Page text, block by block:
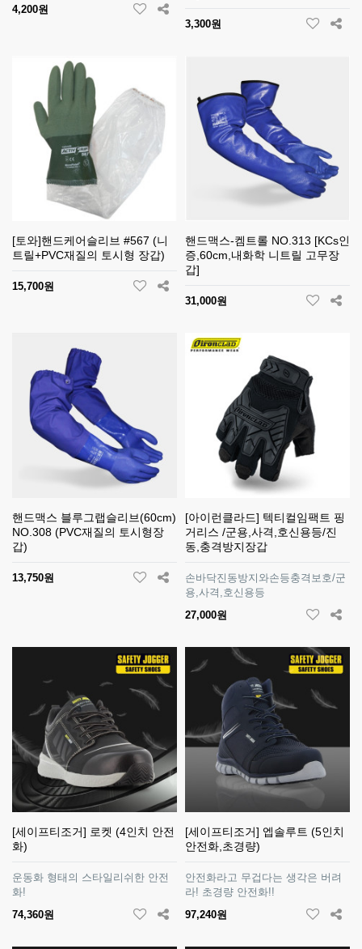
4,200원
3,300원
[토와]핸드케어슬리브 #567 (니
트릴+PVC재질의 토시형 장갑)
15,700원
핸드맥스-켐트롤 NO.313 [KCs인
증,60cm,내화학 니트릴 고무장
갑]
31,000원
핸드맥스 블루그랩슬리브(60cm)
NO.308 (PVC재질의 토시형장
갑)
13,750원
[아이런클라드] 텍티컬임팩트 핑
거리스 /군용,사격,호신용등/진
동,충격방지장갑
손바닥진동방지와손등충격보호/군
용,사격,호신용등
27,000원
[세이프티조거] 로켓 (4인치 안전
화)
운동화 형태의 스타일리쉬한 안전
화!
74,360원
[세이프티조거] 엡솔루트 (5인치
안전화,초경량)
안전화라고 무겁다는 생각은 버려
라! 초경량 안전화!!
97,240원